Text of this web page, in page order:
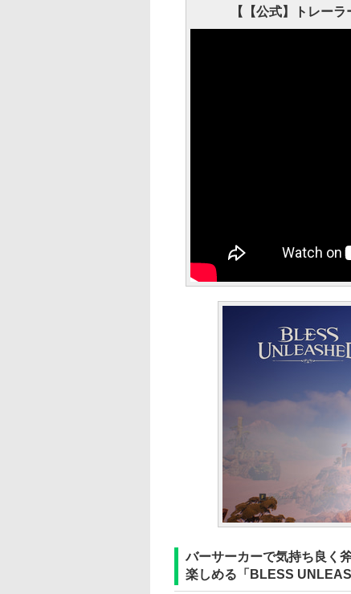
【【公式】トレー
バーサーカーで気持ち良く
楽しめる「BLESS